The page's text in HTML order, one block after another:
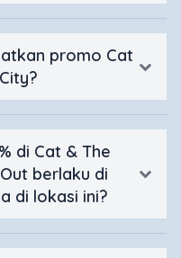
promo Cat
di Cat & The
berlaku di
di lokasi ini?